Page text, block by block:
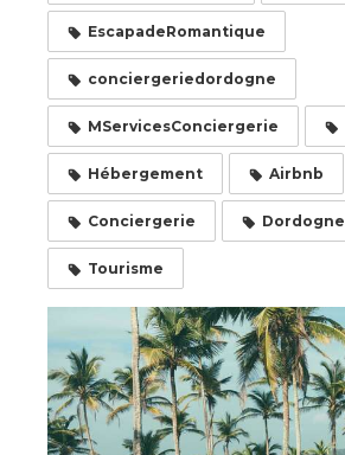
EscapadeRomantique
conciergeriedordogne
MServicesConciergerie
Hébergement Airbnb
Conciergerie Dordogne
Tourisme